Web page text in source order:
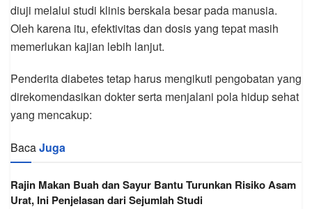
diuji melalui studi klinis berskala besar pada manusia.
Oleh karena itu, efektivitas dan dosis yang tepat masih
memerlukan kajian lebih lanjut.
Penderita diabetes tetap harus mengikuti pengobatan yang
direkomendasikan dokter serta menjalani pola hidup sehat
yang mencakup:
BacaJuga
Rajin Makan Buah dan Sayur Bantu Turunkan Risiko Asam
Urat, Ini Penjelasan dari Sejumlah Studi